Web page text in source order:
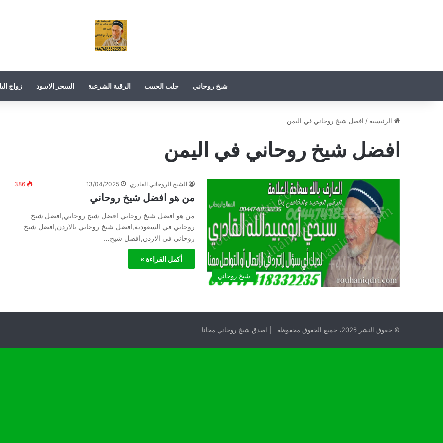
شيخ روحاني جلب الحبيب الرقية الشرعية السحر الاسود زواج
الرئيسية / افضل شيخ روحاني في اليمن
افضل شيخ روحاني في اليمن
شيخ روحاني
الشيخ الروحاني القادري 13/04/2025
386
من هو افضل شيخ روحاني
من هو افضل شيخ روحاني افضل شيخ روحاني,افضل شيخ
روحاني في السعودية,افضل شيخ روحاني بالاردن,افضل شيخ
روحاني في الاردن,افضل شيخ…
أكمل القراءة »
© حقوق النشر 2026، جميع الحقوق محفوظة | اصدق شيخ روحاني مجانا